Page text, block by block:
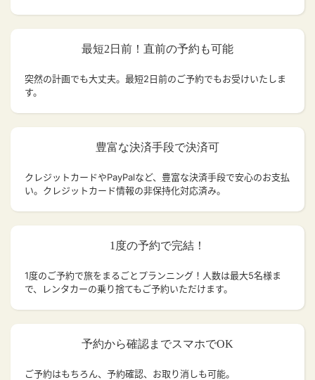
最短2日前！直前の予約も可能
突然の計画でも大丈夫。 最短2日前のご予約でもお受けいたしま
す。
豊富な決済手段で決済可
クレジットカードやPayPalなど、豊富な決済手段で安心のお支払
い。クレジットカード情報の非保持化対応済み。
1度の予約で完結！
1度のご予約で旅をまるごとプランニング！人数は最大5名様ま
で、レンタカーの乗り捨てもご予約いただけます。
予約から確認までスマホでOK
ご予約はもちろん、予約確認、お取り消しも可能。